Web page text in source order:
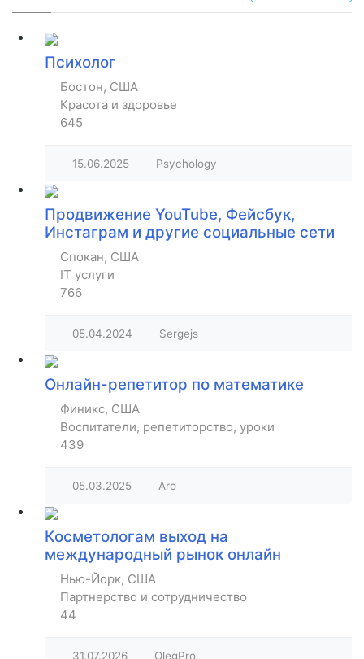
Психолог
Бостон, США
Красота и здоровье
645
15.06.2025 Psychology
Продвижение YouTube, Фейсбук,
Инстаграм и другие социальные сети
Спокан, США
IT услуги
766
05.04.2024 Sergejs
Онлайн-репетитор по математике
Финикс, США
Воспитатели, репетиторство, уроки
439
05.03.2025 Aro
Косметологам выход на
международный рынок онлайн
Нью-Йорк, США
Партнерство и сотрудничество
44
31.07.2026 OlegPro